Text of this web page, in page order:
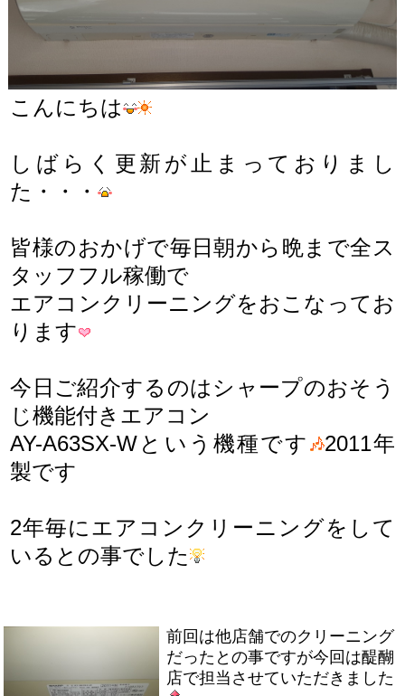
こんにちは
しばらく更新が止まっておりまし
た・・・
皆様のおかげで毎日朝から晩まで全ス
タッフフル稼働で
エアコンクリーニングをおこなってお
ります
今日ご紹介するのはシャープのおそう
じ機能付きエアコン
AY-A63SX-Wという機種です
2011年
製です
2年毎にエアコンクリーニングをして
いるとの事でした
前回は他店舗でのクリーニング
だったとの事ですが今回は醍醐
店で担当させていただきました